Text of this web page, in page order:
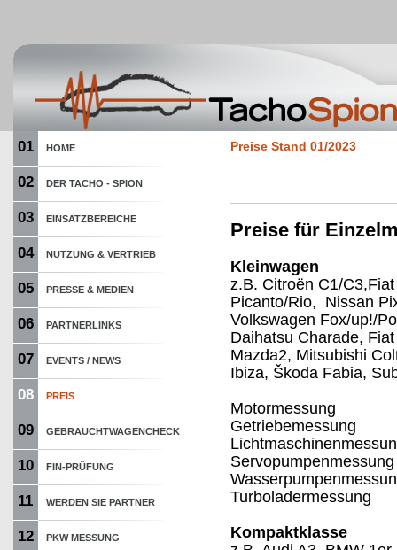
01 HOME
02 DER TACHO - SPION
03 EINSATZBEREICHE
04 NUTZUNG & VERTRIEB
05 PRESSE & MEDIEN
06 PARTNERLINKS
07 EVENTS / NEWS
08 PREIS
09 GEBRAUCHTWAGENCHECK
10 FIN-PRÜFUNG
11 WERDEN SIE PARTNER
12 PKW MESSUNG
Preise Stand 01/2023
Preise für
Kleinwagen
z.B. Citroën C1/
Picanto/Rio, Nissan
Volkswagen Fox/up!/
Daihatsu Charade,
Mazda2, Mitsubishi
Ibiza, Škoda Fabia,
Motormessung
Getriebemessung
Servopumpenmessung
Turboladermessung
Kompaktklasse